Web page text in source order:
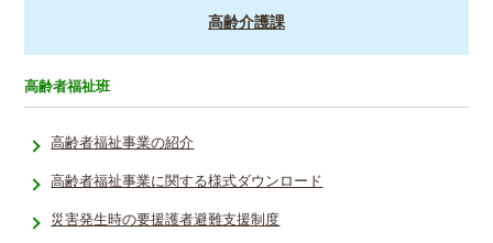
高齢介護課
高齢者福祉班
高齢者福祉事業の紹介
高齢者福祉事業に関する様式ダウンロード
災害発生時の要援護者避難支援制度